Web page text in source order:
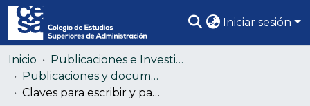
Iniciar sesión
Comunidades
Todo DSpace
Inicio
Publicaciones e Investigación
Publicaciones y documentos de la comunidad académica
Claves para escribir y para corregir textos formales